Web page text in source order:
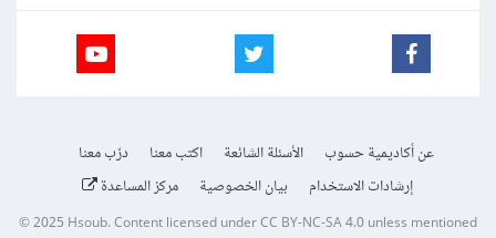
عن أكاديمية حسوب الأسئلة الشائعة اكتب معنا
درّب معنا
إرشادات الاستخدام
بيان الخصوصية مركز المساعدة
© 2025Hsoub.Content licensed underCC BY-NC-SA 4.0unless mentioned